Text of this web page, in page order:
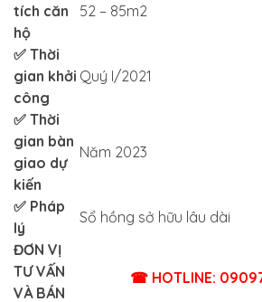
tích căn
hộ
52 – 85m2
✅ Thời
gian khởi
công
Quý I/2021
✅ Thời
gian bàn
giao dự
kiến
Năm 2023
✅ Pháp
lý
Sổ hồng sở hữu lâu dài
ĐƠN VỊ
TƯ VẤN
VÀ BÁN
☎ HOTLINE: